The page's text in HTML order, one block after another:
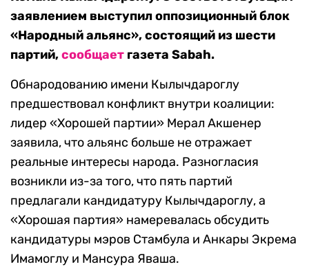
заявлением выступил оппозиционный блок
«Народный альянс», состоящий из шести
партий,сообщает газета Sabah.
Обнародованию имени Кылычдароглу
предшествовал конфликт внутри коалиции:
лидер «Хорошей партии» Мерал Акшенер
заявила, что альянс больше не отражает
реальные интересы народа. Разногласия
возникли из-за того, что пять партий
предлагали кандидатуру Кылычдароглу, а
«Хорошая партия» намеревалась обсудить
кандидатуры мэров Стамбула и Анкары Экрема
Имамоглу и Мансура Яваша.